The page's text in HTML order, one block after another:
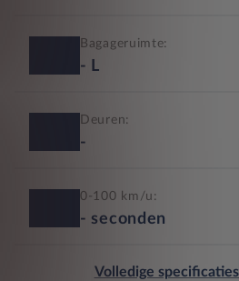
Bagageruimte:
- L
Deuren:
-
0-100 km/u:
- seconden
Volledige